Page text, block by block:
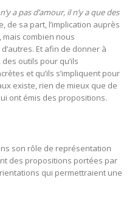
a pas d’amour, il n’y a que des
de sa part, l’implication auprès
combien nous
Et afin de donner à
outils pour qu’ils
et qu’ils s’impliquent pour
existe, rien de mieux que de
ont émis des propositions.
son rôle de représentation
des propositions portées par
qui permettraient une